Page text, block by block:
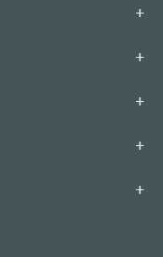
+
+
+
+
+